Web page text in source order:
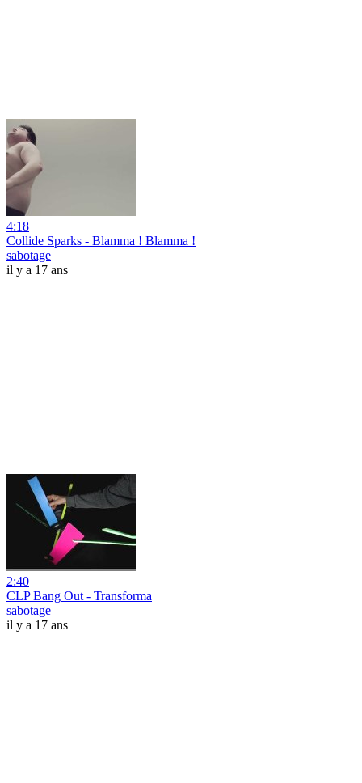
4:18
Collide Sparks - Blamma ! Blamma !
sabotage
il y a 17 ans
2:40
CLP Bang Out - Transforma
sabotage
il y a 17 ans